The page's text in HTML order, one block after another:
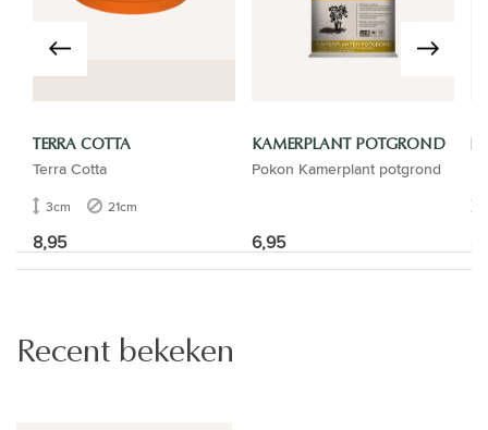
TERRA COTTA
Terra Cotta
3cm 21cm
8,95
KAMERPLANT POTGROND
Pokon Kamerplant potgrond
6,95
Recent bekeken